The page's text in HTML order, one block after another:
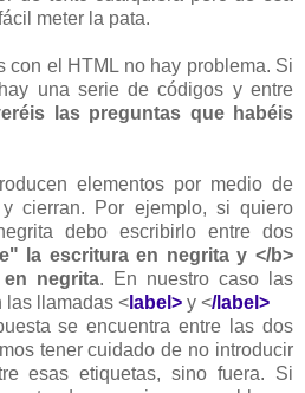
meter la pata.
con el HTML no hay problema. Si
una serie de códigos y entre
las preguntas que habéis
elementos por medio de
cierran. Por ejemplo, si quiero
debo escribirlo entre dos
la escritura en negrita y </b>
negrita. En nuestro caso las
las llamadas < label> y </label>
se encuentra entre las dos
tener cuidado de no introducir
esas etiquetas, sino fuera. Si